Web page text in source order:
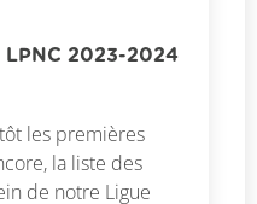
LPNC 2023-2024
les premières
la liste des
de notre Ligue